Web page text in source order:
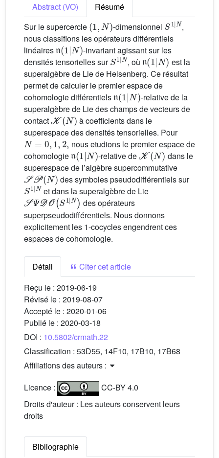
Abstract (VO)
Résumé
Sur le supercercle
-dimensionnel
S1|N
,
nous classifions les opérateurs différentiels
linéaires
𝔫(1|N)
-invariant agissant sur les
densités tensorielles sur
S1|N
, où
𝔫(1|N)
est la
superalgèbre de Lie de Heisenberg. Ce résultat
permet de calculer le premier espace de
cohomologie différentiels
𝔫(1|N)
-relative de la
superalgèbre de Lie des champs de vecteurs de
contact
𝒦(N)
à coefficients dans le
superespace des densités tensorielles. Pour
N=0,1,2,
nous etudions le premier espace de
cohomologie
𝔫(1|N)
-relative de
𝒦(N)
dans le
superespace de l’algèbre supercommutative
𝒮𝒫(N)
des symboles pseudodifférentiels sur
S1|N
et dans la superalgèbre de Lie
𝒮Ψ𝒟𝒪(S1|N)
des opérateurs
superpseudodifférentiels. Nous donnons
explicitement les 1-cocycles engendrent ces
espaces de cohomologie.
Détail
Citer cet article
Reçu le : 2019-06-19
Révisé le : 2019-08-07
Accepté le : 2020-01-06
Publié le : 2020-03-18
DOI : 10.5802/crmath.22
Classification : 53D55, 14F10, 17B10, 17B68
Affiliations des auteurs :
Licence :
CC-BY 4.0
Droits d'auteur : Les auteurs conservent leurs
droits
Bibliographie